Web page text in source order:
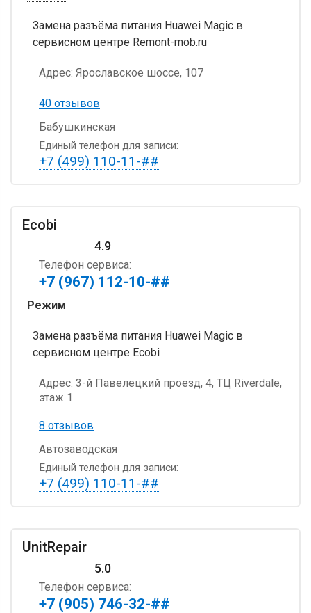
Замена разъёма питания Huawei Magic в
сервисном центре Remont-mob.ru
Адрес: Ярославское шоссе, 107
40 отзывов
Бабушкинская
Единый телефон для записи:
+7 (499) 110-11-##
Ecobi
4.9
Телефон сервиса:
+7 (967) 112-10-##
Режим
Замена разъёма питания Huawei Magic в
сервисном центре Ecobi
Адрес: 3-й Павелецкий проезд, 4, ТЦ Riverdale,
этаж 1
8 отзывов
Автозаводская
Единый телефон для записи:
+7 (499) 110-11-##
UnitRepair
5.0
Телефон сервиса:
+7 (905) 746-32-##